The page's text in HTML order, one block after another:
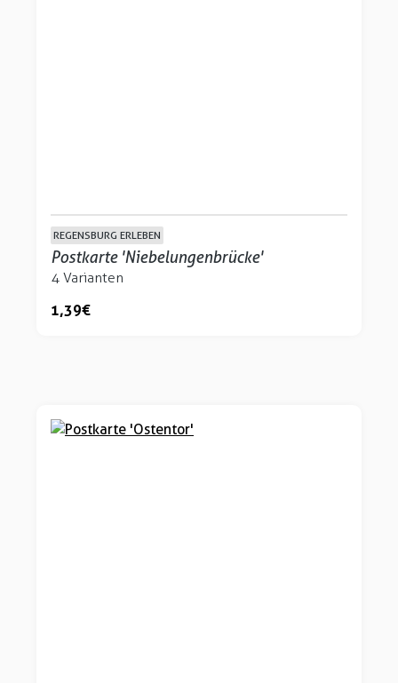
REGENSBURG ERLEBEN
Postkarte 'Niebelungenbrücke'
4 Varianten
1,39 €